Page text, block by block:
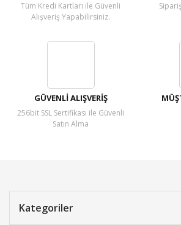
Tüm Kredi Kartları ile Güvenli
Alışveriş Yapabilirsiniz.
GÜVENLİ ALIŞVERİŞ
256bit SSL Sertifikası ile Güvenli
Satın Alma
Kategoriler